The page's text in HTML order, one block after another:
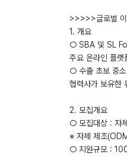
>>>>>글로벌 이
1. 개요
○ SBA 및 SL
주요 온라인 플
○ 수출 초보 중소
협력사가 보유한
2. 모집개요
○ 모집대상 : 자
※ 자체 제조
○ 지원규모 :